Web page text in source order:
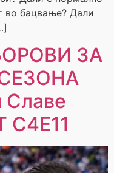
во бацвање? Дали
ЗА
Славе